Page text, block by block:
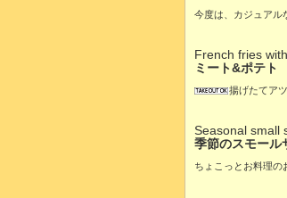
今度は、カジュアル
French fries
ミート&ポテト
揚げたてア
Seasonal small
季節のスモール
ちょこっとお料理の